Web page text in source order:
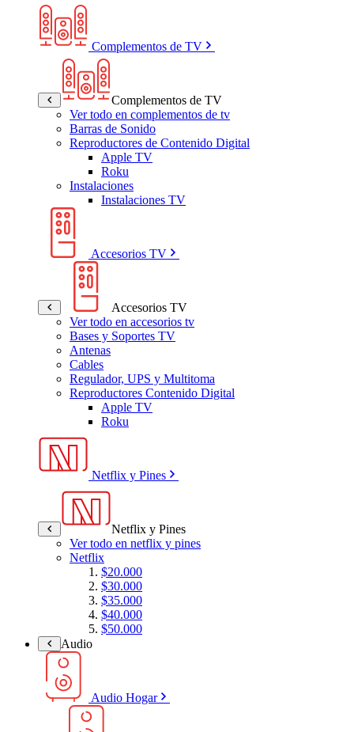
Complementos de TV
Complementos de TV
Ver todo en complementos de tv
Barras de Sonido
Reproductores de Contenido Digital
Apple TV
Roku
Instalaciones
Instalaciones TV
Accesorios TV
Accesorios TV
Ver todo en accesorios tv
Bases y Soportes TV
Antenas
Cables
Regulador, UPS y Multitoma
Reproductores Contenido Digital
Apple TV
Roku
Netflix y Pines
Netflix y Pines
Ver todo en netflix y pines
Netflix
$20.000
$30.000
$35.000
$40.000
$50.000
Audio
Audio Hogar